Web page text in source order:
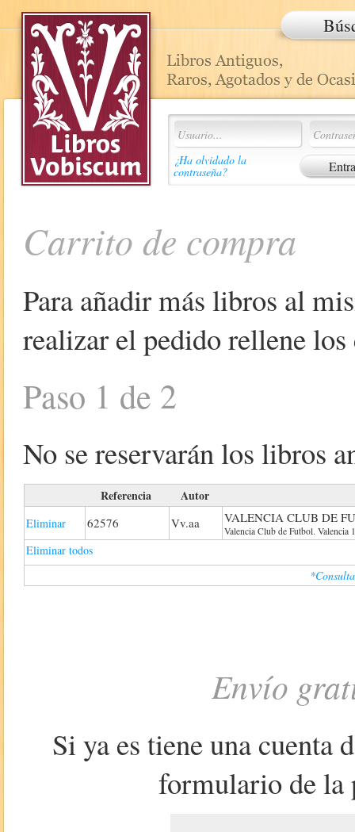
¿Ha olvidado la
contraseña?
Carrito de compra
Para añadir más libros al
realizar el pedido rellene
Paso 1 de 2
No se reservarán los libros
Referencia Autor
Eliminar 62576 Vv.aa VALENCIA CLUB DE
Valencia Club de Futbol. Valencia
Eliminar todos
Envío
Si ya es tiene una cuenta
formulario de la